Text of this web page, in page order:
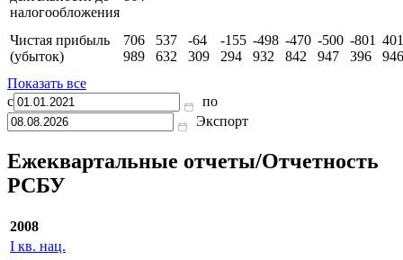
Прибыль
продолжающейся
деятельности до
188
864
940
894
280
977
28
305
-481
820
-507
482
-550
600
-965
417
683
211
Чистая прибыль
(убыток)
989
632
-64
309
294
с
по
Ежеквартальные отчеты/Отчетность
РСБУ